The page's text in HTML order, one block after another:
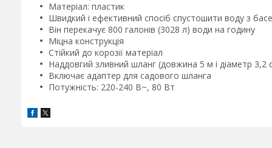
Матеріал: пластик
Швидкий і ефективний спосіб спустошити воду з
Він перекачує 800 галонів (3028 л) води на годину
Міцна конструкція
Стійкий до корозії матеріал
Наддовгий зливний шланг (довжина 5 м і діаметр 3,2
Включає адаптер для садового шланга
Потужність: 220-240 В~, 80 Вт